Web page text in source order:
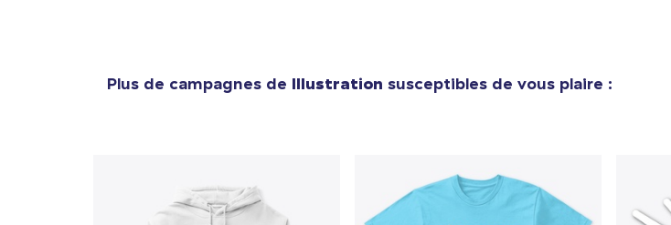
Plus de campagnes de Illustration susceptibles de vous plaire :